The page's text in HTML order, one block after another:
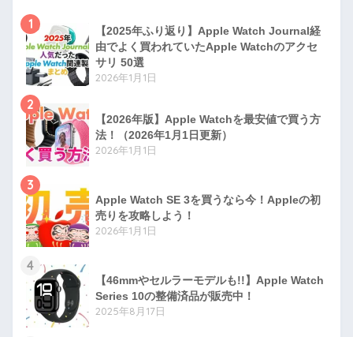
1
【2025年ふり返り】Apple Watch Journal経
由でよく買われていたApple Watchのアクセ
サリ 50選
2026年1月1日
2
【2026年版】Apple Watchを最安値で買う方
法！（2026年1月1日更新）
2026年1月1日
3
Apple Watch SE 3を買うなら今！Appleの初
売りを攻略しよう！
2026年1月1日
4
【46mmやセルラーモデルも!!】Apple Watch
Series 10の整備済品が販売中！
2025年8月17日